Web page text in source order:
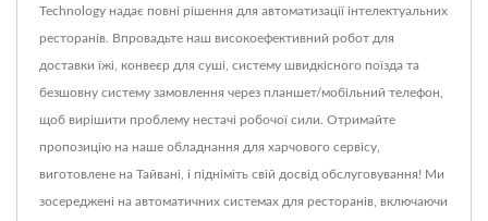
Technology надає повні рішення для автоматизації інтелектуальних
ресторанів. Впровадьте наш високоефективний робот для
доставки їжі, конвеєр для суші, систему швидкісного поїзда та
безшовну систему замовлення через планшет/мобільний телефон,
щоб вирішити проблему нестачі робочої сили. Отримайте
пропозицію на наше обладнання для харчового сервісу,
виготовлене на Тайвані, і підніміть свій досвід обслуговування! Ми
зосереджені на автоматичних системах для ресторанів, включаючи